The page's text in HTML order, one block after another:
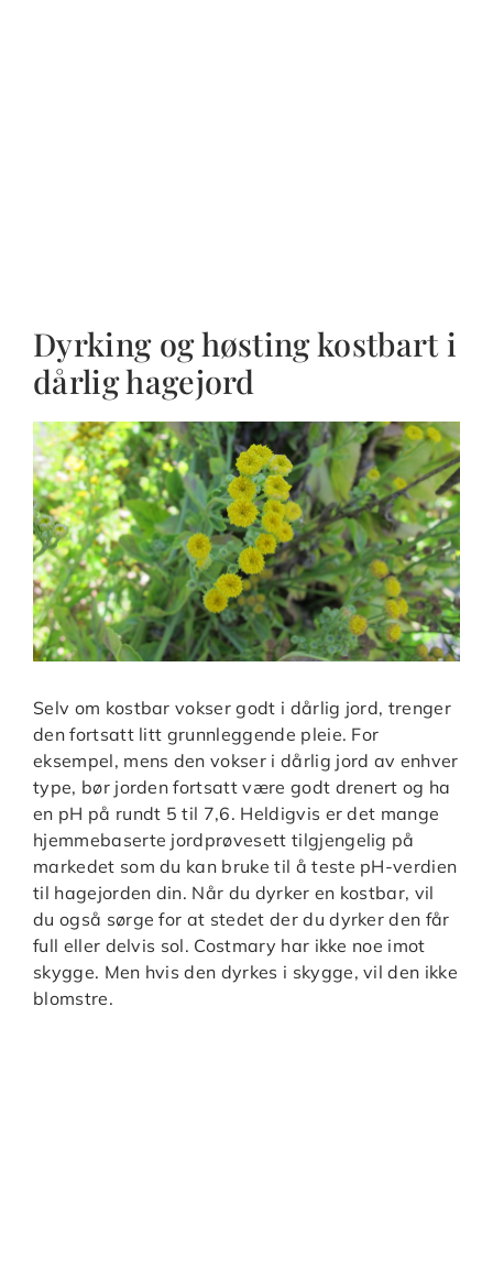
Dyrking og høsting kostbart i
dårlig hagejord
Selv om kostbar vokser godt i dårlig jord, trenger
den fortsatt litt grunnleggende pleie. For
eksempel, mens den vokser i dårlig jord av enhver
type, bør jorden fortsatt være godt drenert og ha
en pH på rundt 5 til 7,6. Heldigvis er det mange
hjemmebaserte jordprøvesett tilgjengelig på
markedet som du kan bruke til å teste pH-verdien
til hagejorden din. Når du dyrker en kostbar, vil
du også sørge for at stedet der du dyrker den får
full eller delvis sol. Costmary har ikke noe imot
skygge. Men hvis den dyrkes i skygge, vil den ikke
blomstre.